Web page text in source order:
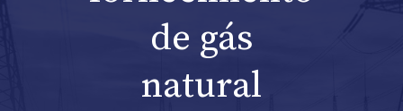
de gás
natural